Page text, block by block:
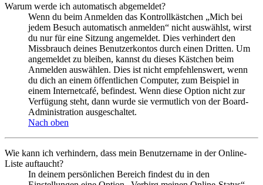
Warum werde ich automatisch abgemeldet?
Wenn du beim Anmelden das Kontrollkästchen „Mich bei
jedem Besuch automatisch anmelden“ nicht auswählst, wirst
du nur für eine Sitzung angemeldet. Dies verhindert den
Missbrauch deines Benutzerkontos durch einen Dritten. Um
angemeldet zu bleiben, kannst du dieses Kästchen beim
Anmelden auswählen. Dies ist nicht empfehlenswert, wenn
du dich an einem öffentlichen Computer, zum Beispiel in
einem Internetcafé, befindest. Wenn diese Option nicht zur
Verfügung steht, dann wurde sie vermutlich von der Board-
Administration ausgeschaltet.
Nach oben
Wie kann ich verhindern, dass mein Benutzername in der Online-
Liste auftaucht?
In deinem persönlichen Bereich findest du in den